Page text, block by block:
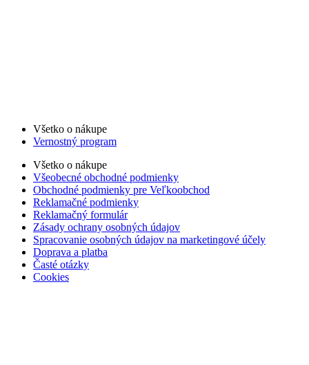
Všetko o nákupe
Vernostný program
Všetko o nákupe
Všeobecné obchodné podmienky
Obchodné podmienky pre Veľkoobchod
Reklamačné podmienky
Reklamačný formulár
Zásady ochrany osobných údajov
Spracovanie osobných údajov na marketingové účely
Doprava a platba
Časté otázky
Cookies